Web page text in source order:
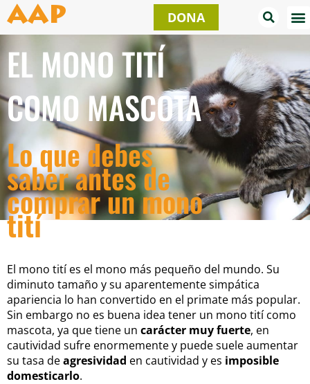
al
contenido
AAP DONA
EL MONO TITÍ
COMO MASCOTA
Lo que debes
saber antes de
comprar un mono
tití
El mono tití es el mono más pequeño del mundo. Su
diminuto tamaño y su aparentemente simpática
apariencia lo han convertido en el primate más popular.
Sin embargo no es buena idea tener un mono tití como
mascota, ya que tiene un carácter muy fuerte, en
cautividad sufre enormemente y puede suele aumentar
su tasa deagresividad en cautividad y es imposible
domesticarlo.